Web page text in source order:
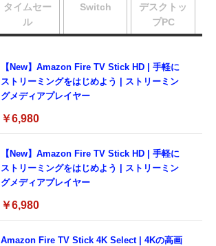
【New】Amazon Fire TV Stick HD | 手軽に
ストリーミングをはじめよう | ストリーミン
グメディアプレイヤー
￥6,980
【New】Amazon Fire TV Stick HD | 手軽に
ストリーミングをはじめよう | ストリーミン
グメディアプレイヤー
￥6,980
Amazon Fire TV Stick 4K Select | 4Kの高画
タイムセー
ル
Switch
デスクトッ
プPC